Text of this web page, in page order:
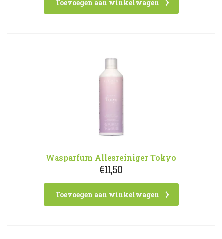
Toevoegen aan winkelwagen
Wasparfum Allesreiniger Tokyo
€11,50
Toevoegen aan winkelwagen